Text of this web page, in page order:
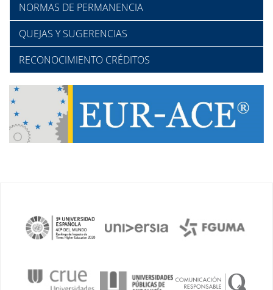
NORMAS DE PERMANENCIA
QUEJAS Y SUGERENCIAS
RECONOCIMIENTO CRÉDITOS